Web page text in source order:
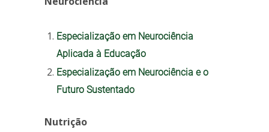
Especialização em Neurociência
Aplicada à Educação
Especialização em Neurociência e o
Futuro Sustentado
Nutrição